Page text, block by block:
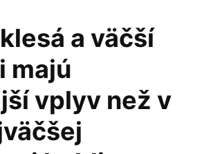
a väčší
majú
vplyv než v